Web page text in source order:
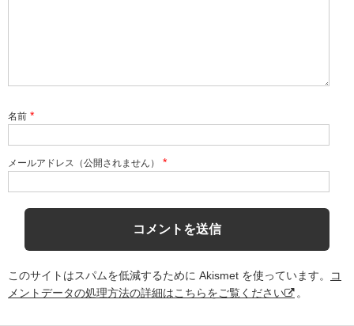
名前 *
メールアドレス（公開されません） *
このサイトはスパムを低減するために Akismet を使っています。
コ
メントデータの処理方法の詳細はこちらをご覧ください
。